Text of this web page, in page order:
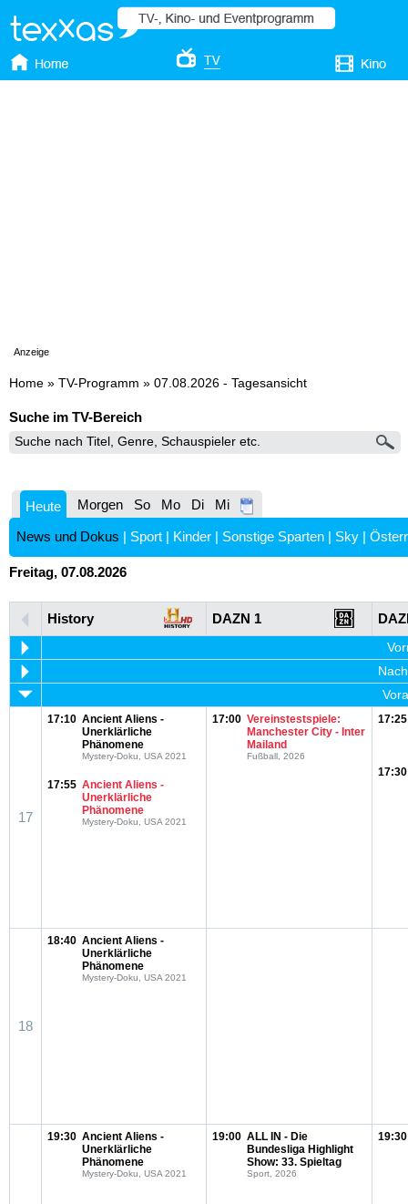
Anzeige
Home » TV-Programm » 07.08.2026 - Tagesansicht
Suche im TV-Bereich
Heute Morgen So Mo Di Mi
News und Dokus | Sport | Kinder | Sonstige Sparten | Sky |
Freitag, 07.08.2026
History DAZN 1
17
17:10 Ancient Aliens -
Unerklärliche
Phänomene
Mystery-Doku, USA 2021
17:55 Ancient Aliens -
Unerklärliche
Phänomene
Mystery-Doku, USA 2021
17:00 Vereinstestspiele:
Manchester City - Inter
Mailand
Fußball, 2026
17:25
17:30
18
18:40 Ancient Aliens -
Unerklärliche
Phänomene
Mystery-Doku, USA 2021
19:30 Ancient Aliens -
Unerklärliche
Phänomene
Mystery-Doku, USA 2021
19:00 ALL IN - Die
Bundesliga Highlight
Show: 33. Spieltag
Sport, 2026
19:30